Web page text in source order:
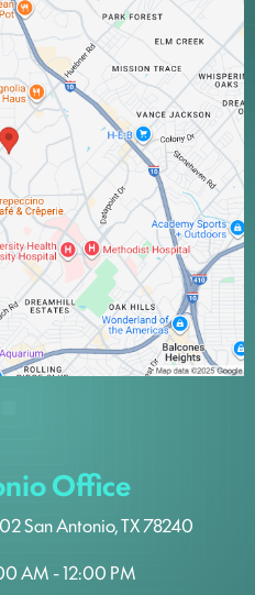
Office
San Antonio, TX 78240
AM - 12:00 PM